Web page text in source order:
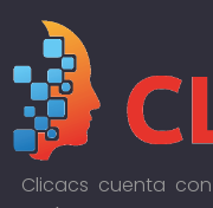
Clicacs cuenta